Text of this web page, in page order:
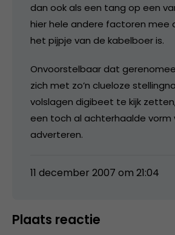
dan ook als een tang op een
hier hele andere factoren mee
het pijpje van de kabelboer is.
Onvoorstelbaar dat
zich met zo’n clueloze
volslagen digibeet te kijk
een toch al achterhaalde vorm
adverteren.
11 december 2007 om 21:04
Plaats reactie